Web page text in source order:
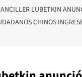
LUBETKIN
CHINOS